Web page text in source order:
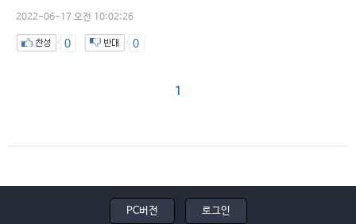
2022-06-17 오전 10:02:26
0 0
1
PC버전 로그인